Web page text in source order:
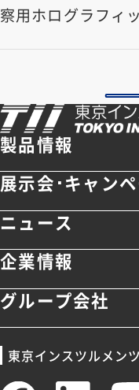
察用ホログラフィ
製品情報
展示会･キャン
ニュース
企業情報
グループ会社
東京インスツルメン